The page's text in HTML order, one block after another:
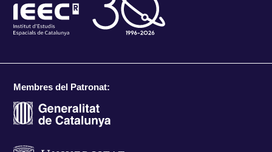
Membres del Patronat: